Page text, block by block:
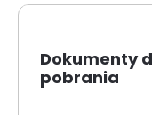
Dokumenty
pobrania